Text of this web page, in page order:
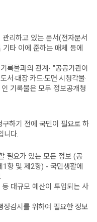
리하고 있는 문서(전자문서
기타 이에 준하는 매체 등에
록물과의 관계 - "공공기관이
·대장·카드·도면·시청각물·
기록물은 모두 정보공개청
하기 전에 국민이 필요로 하
니다.
필요가 있는 모든 정보 (공
1항 및 제2항) - 국민생활에
대규모 예산이 투입되는 사
정감시를 위하여 필요한 정보